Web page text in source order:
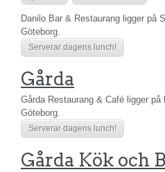
Danilo Bar & Restaurang ligger på
Göteborg.
Serverar dagens lunch!
Gårda
Gårda Restaurang & Café ligger på
Göteborg.
Serverar dagens lunch!
Gårda Kök och